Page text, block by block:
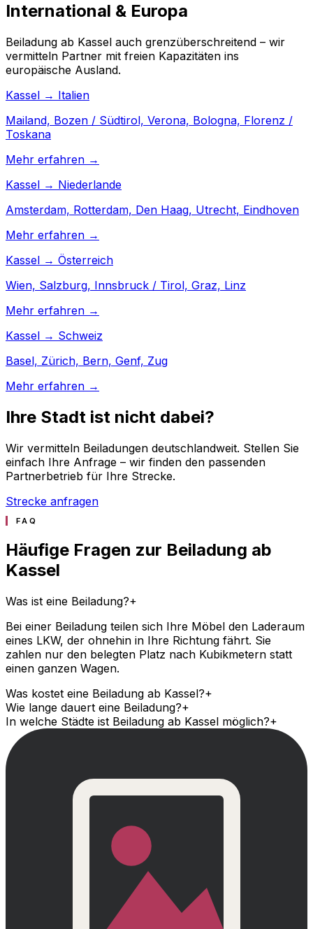
International & Europa
Beiladung ab Kassel auch grenzüberschreitend – wir
vermitteln Partner mit freien Kapazitäten ins
europäische Ausland.
Kassel → Italien
Mailand, Bozen / Südtirol, Verona, Bologna, Florenz /
Toskana
Mehr erfahren →
Kassel → Niederlande
Amsterdam, Rotterdam, Den Haag, Utrecht, Eindhoven
Mehr erfahren →
Kassel → Österreich
Wien, Salzburg, Innsbruck / Tirol, Graz, Linz
Mehr erfahren →
Kassel → Schweiz
Basel, Zürich, Bern, Genf, Zug
Mehr erfahren →
Ihre Stadt ist nicht dabei?
Wir vermitteln Beiladungen deutschlandweit. Stellen Sie
einfach Ihre Anfrage – wir finden den passenden
Partnerbetrieb für Ihre Strecke.
Strecke anfragen
FAQ
Häufige Fragen zur Beiladung ab
Kassel
Was ist eine Beiladung?+
Bei einer Beiladung teilen sich Ihre Möbel den Laderaum
eines LKW, der ohnehin in Ihre Richtung fährt. Sie
zahlen nur den belegten Platz nach Kubikmetern statt
einen ganzen Wagen.
Was kostet eine Beiladung ab Kassel?+
Wie lange dauert eine Beiladung?+
In welche Städte ist Beiladung ab Kassel möglich?+